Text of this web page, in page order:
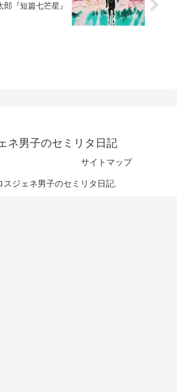
郎『短篇七芒星』
ネ男子のセミリタ日記
サイトマップ
ジェネ男子のセミリタ日記.